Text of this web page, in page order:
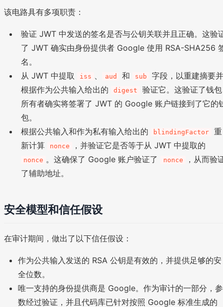
该电路具有多项职责：
验证 JWT 中发送的签名是否与公钥关联并且正确。这验
了 JWT 确实由身份提供者 Google 使用 RSA-SHA256
名。
从 JWT 中提取
iss aud 和 sub
字段，以重建摘要
根据作为公共输入给出的
digest
验证它。这验证了钱包
所有者确实将签署了 JWT 的 Google 账户链接到了它的
包。
根据公共输入和作为私有输入给出的
blindingFactor
重
新计算
nonce ，并验证它是否等于从 JWT 中提取的
nonce 。这确保了 Google 账户验证了 nonce
，从而验
了辅助地址。
安全模型和信任假设
在审计期间，做出了以下信任假设：
作为公共输入发送的 RSA 公钥是有效的，并提供足够的安
全位数。
唯一支持的身份提供商是 Google。作为审计的一部分，参
数经过验证，并且代码库已针对按照 Google 标准生成的